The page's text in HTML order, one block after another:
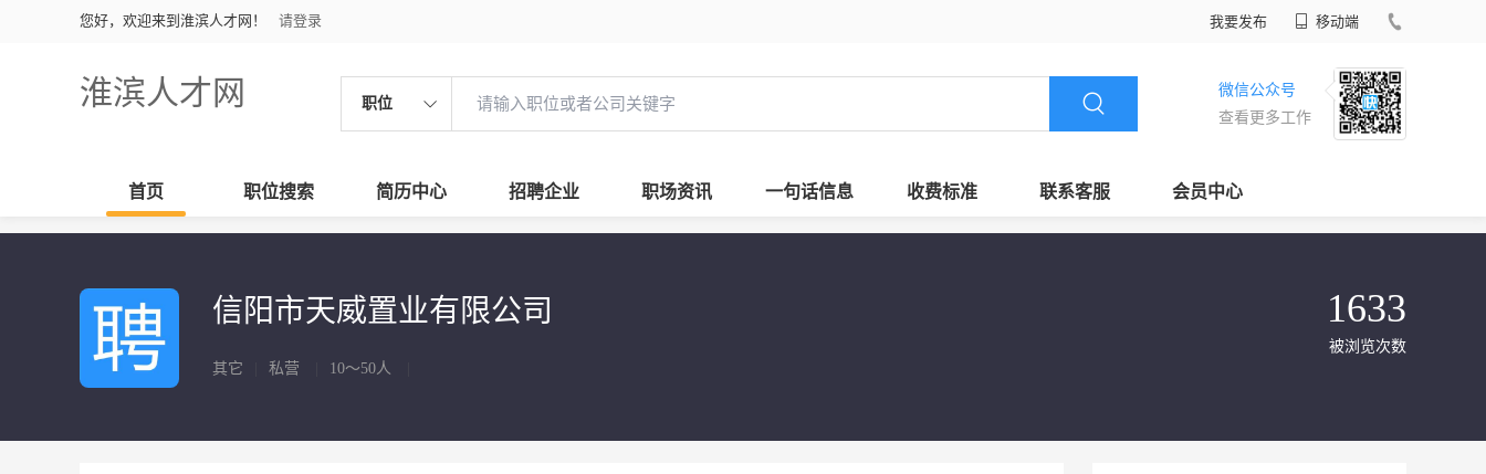
您好，欢迎来到淮滨人才网！ 请登录 我要发布 移动端
淮滨人才网 职位
微信公众号
查看更多工作
首页 职位搜索 简历中心 招聘企业 职场资讯 一句话信息 收费标准 联系客服 会员中心
信阳市天威置业有限公司
其它 私营 10～50人
1633
被浏览次数